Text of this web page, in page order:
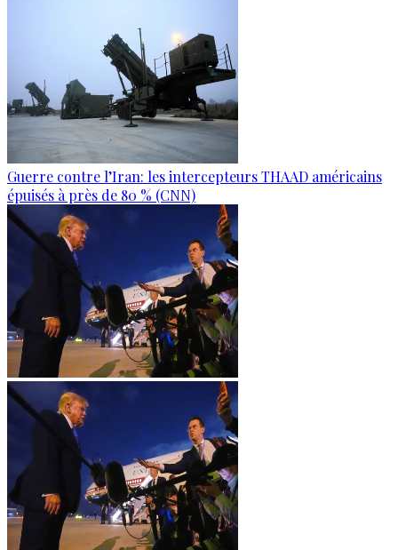
Guerre contre l’Iran: les intercepteurs THAAD américains
épuisés à près de 80 % (CNN)